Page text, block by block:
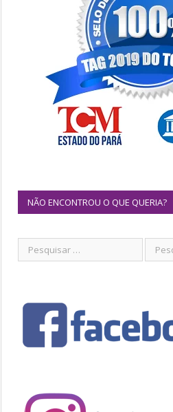
NÃO ENCONTROU O QUE QUERIA?